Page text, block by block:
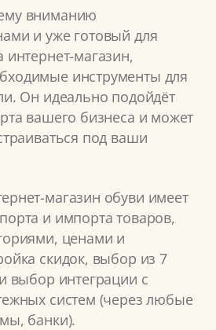
вниманию
и уже готовый для
интернет-магазин,
инструменты для
Он идеально подойдёт
вашего бизнеса и может
под ваши
магазин обуви имеет
и импорта товаров,
ценами и
скидок, выбор из 7
выбор интеграции с
систем (через любые
банки).